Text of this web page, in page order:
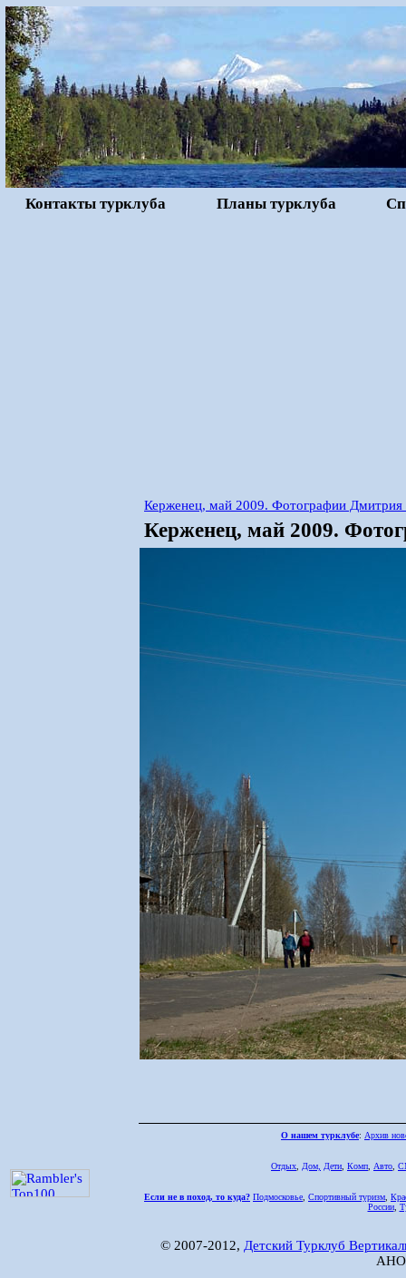
Контакты турклуба Планы турклуба
Керженец, май 2009. Фотографии Дмитрия
Керженец, май 2009.
О нашем турклубе: Архив
Отдых Дом, Дети Комп Авто
Если не в поход, то куда? Подмосковье Спортивный туризм
России,
© 2007-2012, Детский Турклуб
АНО